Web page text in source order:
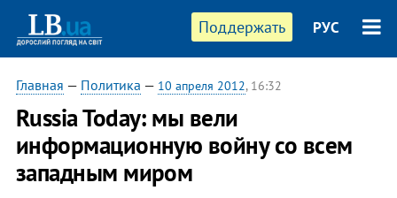
Поддержать РУС
Главная — Политика — 10 апреля 2012, 16:32
Russia Today: мы вели
информационную войну со всем
западным миром